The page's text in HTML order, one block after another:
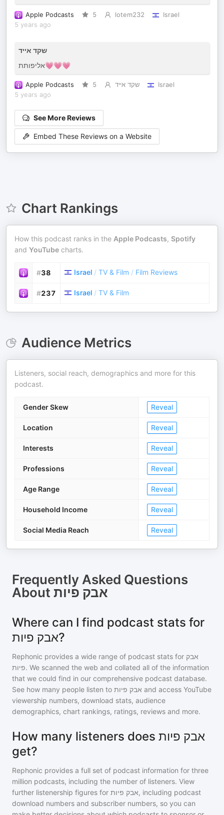
Apple Podcasts 5 lotem232
Israel
5 years ago
שקד אייד
אליפותת💗💗💗
Apple Podcasts 5 שקד אייד
Israel
5 years ago
See More Reviews
Embed These Reviews on a Website
Chart Rankings
How this podcast ranks in the Apple Podcasts, Spotify
and YouTube charts.
#38 Israel / TV & Film / Film Reviews
#237 Israel / TV & Film
Audience Metrics
Listeners, social reach, demographics and more for this
podcast.
Gender Skew Reveal
Location Reveal
Interests Reveal
Professions Reveal
Age Range Reveal
Household Income Reveal
Social Media Reach Reveal
Frequently Asked Questions
About אבק פיות
Where can I find podcast stats for
אבק פיות?
Rephonic provides a wide range of podcast stats for אבק
פיות. We scanned the web and collated all of the information
that we could find in our comprehensive podcast database.
See how many people listen to אבק פיות and access YouTube
viewership numbers, download stats, audience
demographics, chart rankings, ratings, reviews and more.
How many listeners does אבק פיות
get?
Rephonic provides a full set of podcast information for three
million podcasts, including the number of listeners. View
further listenership figures for אבק פיות, including podcast
download numbers and subscriber numbers, so you can